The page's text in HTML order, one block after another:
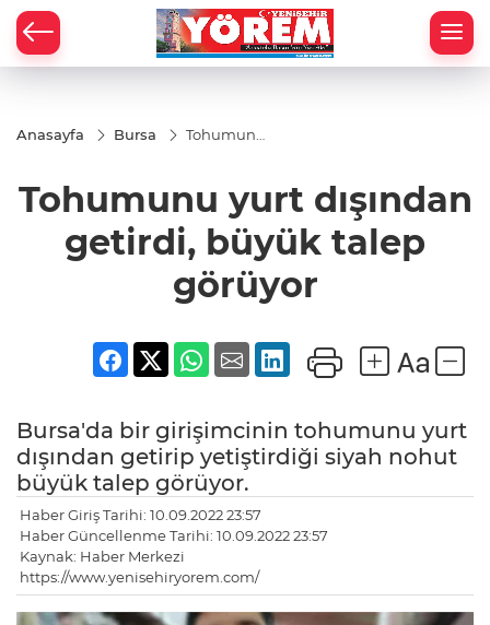
Anasayfa Bursa
Tohumunu
büyük
görüyor
Tohumunu yurt dışından
getirdi, büyük talep
görüyor
Bursa'da bir girişimcinin tohumunu yurt
dışından getirip yetiştirdiği siyah nohut
büyük talep görüyor.
Haber Giriş Tarihi: 10.09.2022 23:57
Haber Güncellenme Tarihi: 10.09.2022 23:57
Kaynak: Haber Merkezi
https://www.yenisehiryorem.com/